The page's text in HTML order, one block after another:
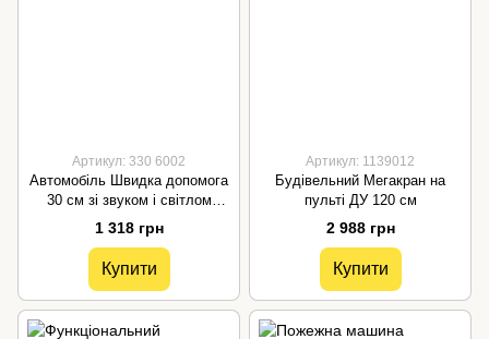
Артикул: 330 6002
Автомобіль Швидка допомога
30 см зі звуком і світлом
Dickie Toys 3306002
1 318 грн
Купити
Артикул: 1139012
Будівельний Мегакран на
пульті ДУ 120 см
2 988 грн
Купити